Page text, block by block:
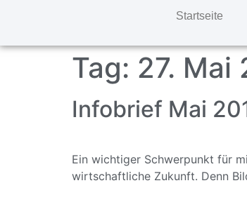
Startseite
Tag: 27. Mai
Infobrief Mai
Ein wichtiger Schwerpunkt für
wirtschaftliche Zukunft. Denn